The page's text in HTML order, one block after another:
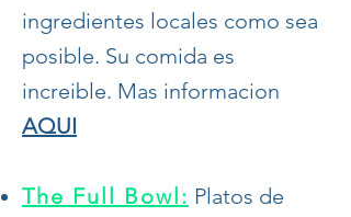
ingredientes locales como sea
posible. Su comida es
increible. Mas informacion
AQUI
The Full Bowl: Platos de